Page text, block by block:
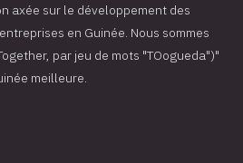
axée sur le développement des
en Guinée. Nous sommes
par jeu de mots "TOogueda")"
meilleure.